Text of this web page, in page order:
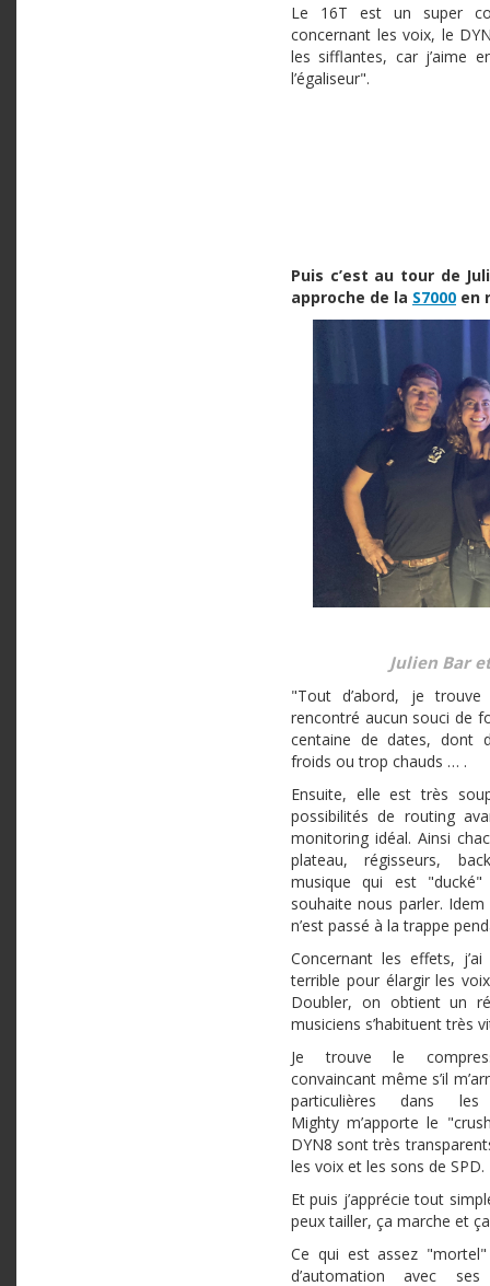
Le 16T est un super
concernant les voix, le
les sifflantes, car j’aime
l’égaliseur".
Puis c’est au tour de
approche de la S7000 en
Julien Bar
"Tout d’abord, je
rencontré aucun souci de
centaine de dates, dont
froids ou trop chauds … .
Ensuite, elle est très
possibilités de routing
monitoring idéal. Ainsi
plateau, régisseurs,
musique qui est "ducké"
souhaite nous parler.
n’est passé à la trappe
Concernant les effets,
terrible pour élargir les
Doubler, on obtient un
musiciens s’habituent très
Je trouve le
convaincant même s’il
particulières dans
Mighty m’apporte le
DYN8 sont très
les voix et les sons de SPD.
Et puis j’apprécie tout
peux tailler, ça marche et
Ce qui est assez
d’automation avec